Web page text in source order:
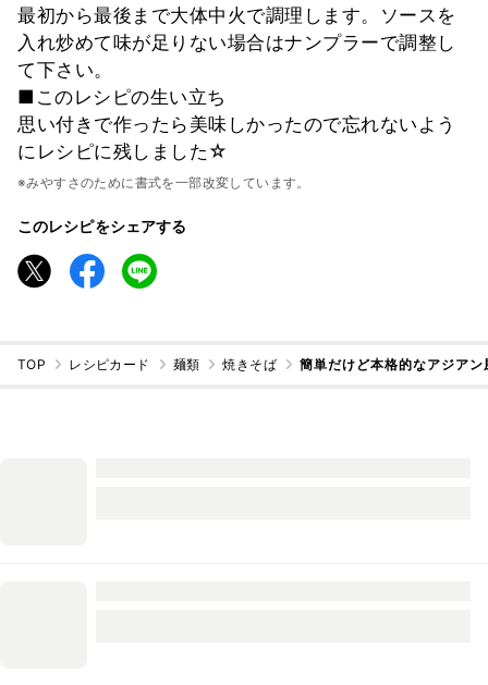
最初から最後まで大体中火で調理します。ソースを
入れ炒めて味が足りない場合はナンプラーで調整し
て下さい。
■このレシピの生い立ち
思い付きで作ったら美味しかったので忘れないよう
にレシピに残しました☆
※みやすさのために書式を一部改変しています。
このレシピをシェアする
TOP レシピカード 麺類 焼きそば 簡単だけど本格的なアジア